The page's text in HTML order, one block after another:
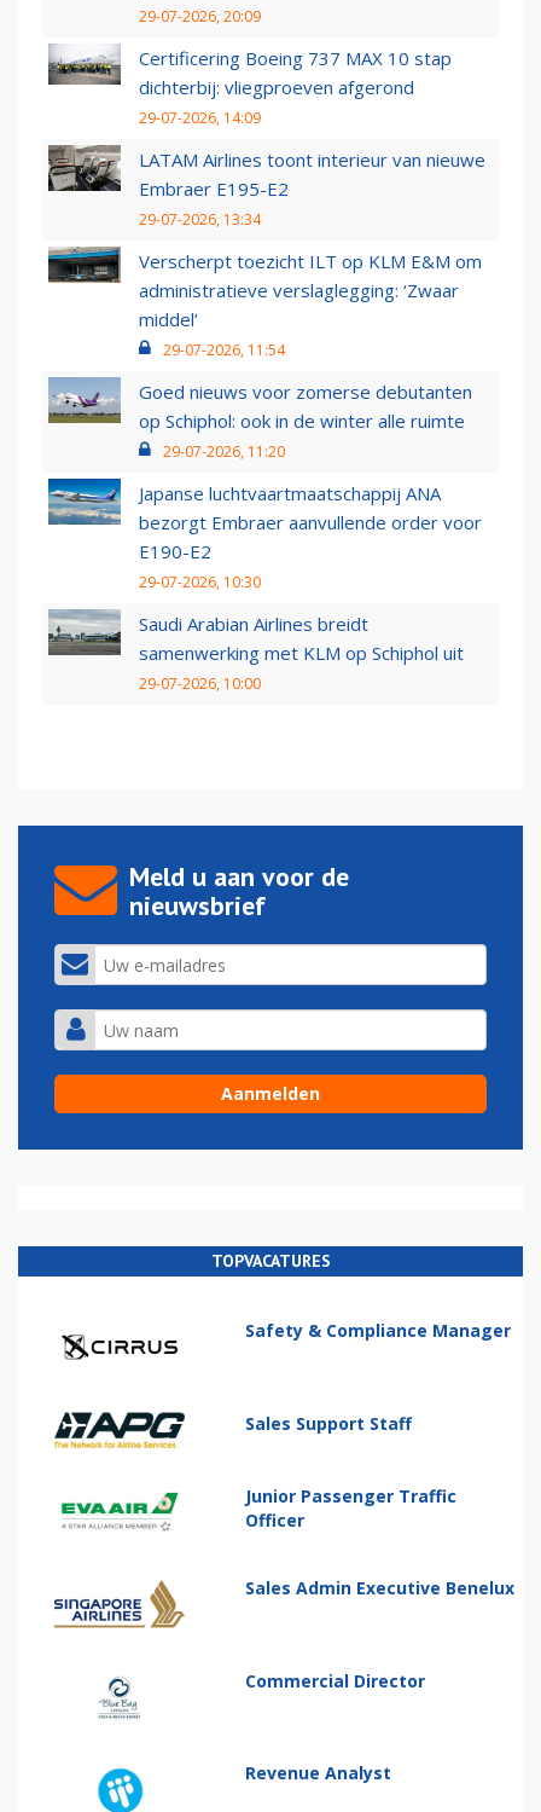
29-07-2026, 20:09
Certificering Boeing 737 MAX 10 stap
dichterbij: vliegproeven afgerond
29-07-2026, 14:09
LATAM Airlines toont interieur van nieuwe
Embraer E195-E2
29-07-2026, 13:34
Verscherpt toezicht ILT op KLM E&M om
administratieve verslaglegging: ‘Zwaar
middel’
29-07-2026, 11:54
Goed nieuws voor zomerse debutanten
op Schiphol: ook in de winter alle ruimte
29-07-2026, 11:20
Japanse luchtvaartmaatschappij ANA
bezorgt Embraer aanvullende order voor
E190-E2
29-07-2026, 10:30
Saudi Arabian Airlines breidt
samenwerking met KLM op Schiphol uit
29-07-2026, 10:00
Meld u aan voor de
nieuwsbrief
TOPVACATURES
Safety & Compliance Manager
Sales Support Staff
Junior Passenger Traffic
Officer
Sales Admin Executive Benelux
Commercial Director
Revenue Analyst